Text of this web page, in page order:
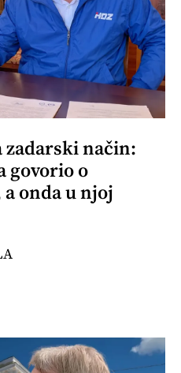
zadarski način:
govorio o
onda u njoj